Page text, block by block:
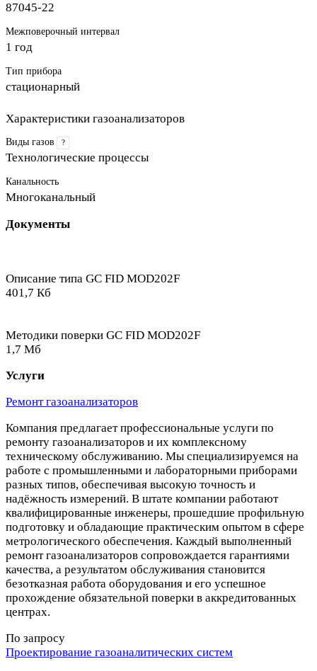
87045-22
Межповерочный интервал
1 год
Тип прибора
стационарный
Характеристики газоанализаторов
Виды газов ?
Технологические процессы
Канальность
Многоканальный
Документы
Описание типа GC FID MOD202F
401,7 Кб
Методики поверки GC FID MOD202F
1,7 Мб
Услуги
Ремонт газоанализаторов
Компания предлагает профессиональные услуги по
ремонту газоанализаторов и их комплексному
техническому обслуживанию. Мы специализируемся на
работе с промышленными и лабораторными приборами
разных типов, обеспечивая высокую точность и
надёжность измерений. В штате компании работают
квалифицированные инженеры, прошедшие профильную
подготовку и обладающие практическим опытом в сфере
метрологического обеспечения. Каждый выполненный
ремонт газоанализаторов сопровождается гарантиями
качества, а результатом обслуживания становится
безотказная работа оборудования и его успешное
прохождение обязательной поверки в аккредитованных
центрах.
По запросу
Проектирование газоаналитических систем